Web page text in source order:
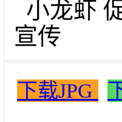
小龙虾
宣传
下载JPG